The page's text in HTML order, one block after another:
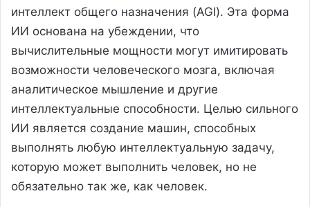
интеллект общего назначения (AGI). Эта форма
ИИ основана на убеждении, что
вычислительные мощности могут имитировать
возможности человеческого мозга, включая
аналитическое мышление и другие
интеллектуальные способности. Целью сильного
ИИ является создание машин, способных
выполнять любую интеллектуальную задачу,
которую может выполнить человек, но не
обязательно так же, как человек.